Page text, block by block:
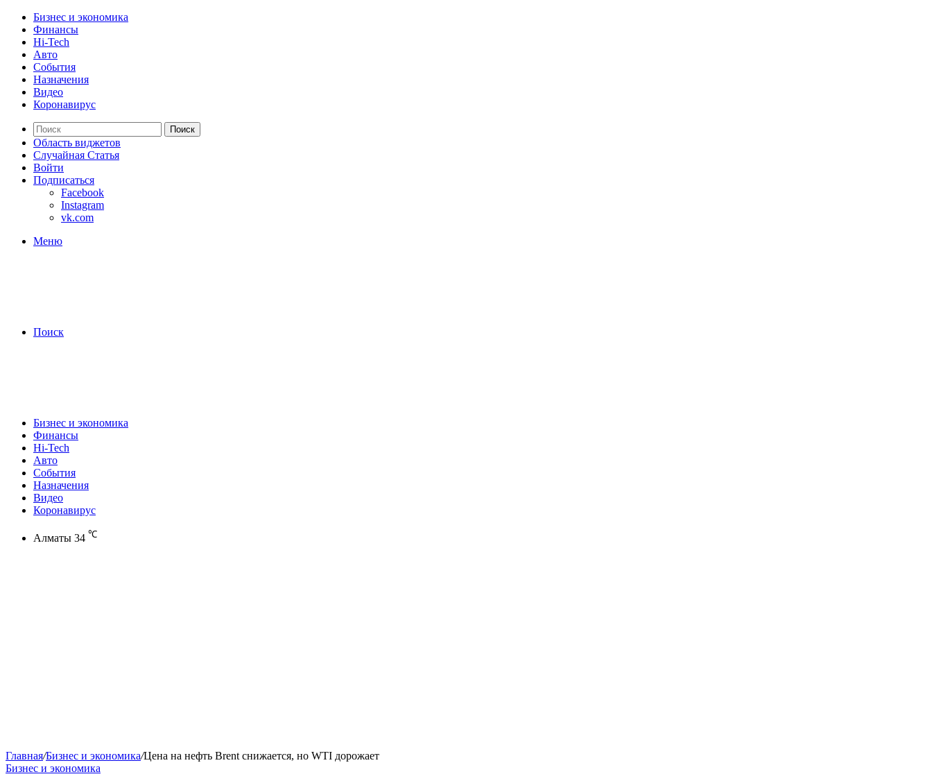
Бизнес и экономика
Финансы
Hi-Tech
Авто
События
Назначения
Видео
Коронавирус
Поиск
Область виджетов
Случайная Статья
Войти
Подписаться
Facebook
Instagram
vk.com
Меню
Поиск
Бизнес и экономика
Финансы
Hi-Tech
Авто
События
Назначения
Видео
Коронавирус
Алматы 34 ℃
Главная/Бизнес и экономика/Цена на нефть Brent снижается, но WTI дорожает
Бизнес и экономика